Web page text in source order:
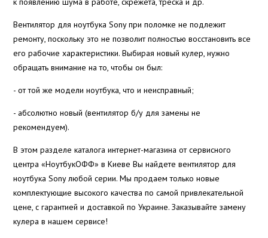
Вентилятор для ноутбука Sony при поломке не подлежит
ремонту, поскольку это не позволит полностью восстановить все
его рабочие характеристики. Выбирая новый кулер, нужно
обращать внимание на то, чтобы он был:
- от той же модели ноутбука, что и неисправный;
- абсолютно новый (вентилятор б/у для замены не
рекомендуем).
В этом разделе каталога интернет-магазина от сервисного
центра «НоутбукОФФ» в Киеве Вы найдете вентилятор для
ноутбука Sony любой серии. Мы продаем только новые
комплектующие высокого качества по самой привлекательной
цене, с гарантией и доставкой по Украине. Заказывайте замену
кулера в нашем сервисе!